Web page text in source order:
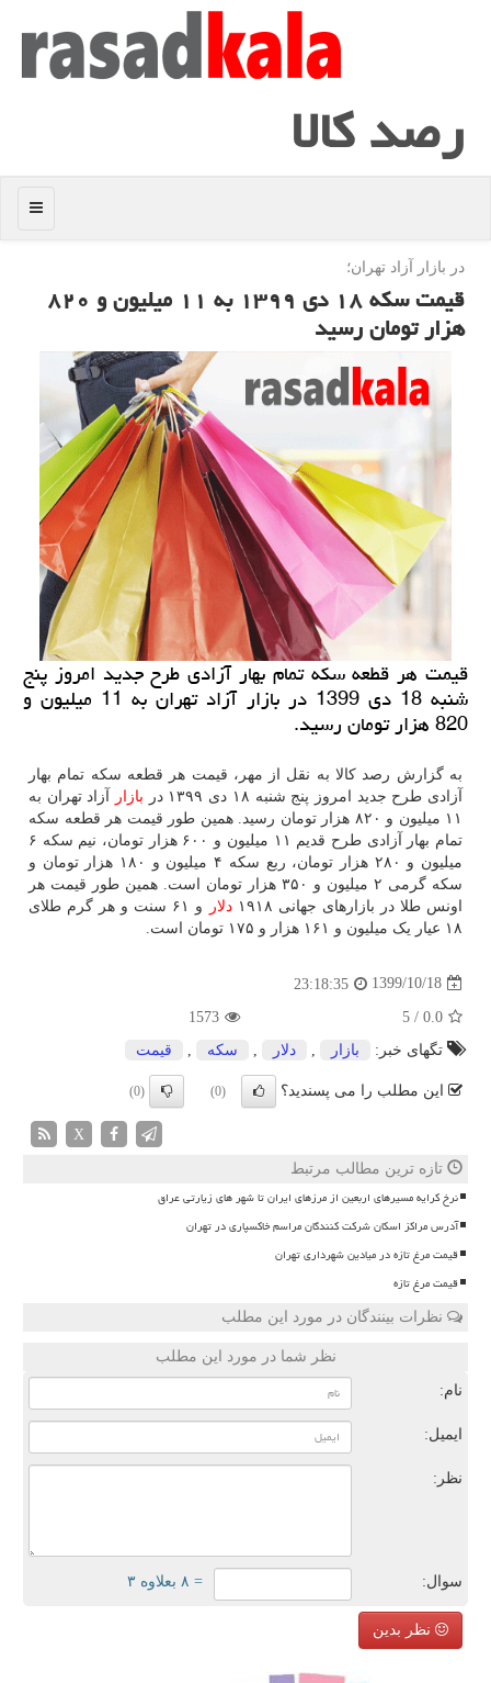
رصد كالا
منو
در بازار آزاد تهران؛
قیمت سكه ۱۸ دی ۱۳۹۹ به ۱۱ میلیون و ۸۲۰
هزار تومان رسید
قیمت هر قطعه سکه تمام بهار آزادی طرح جدید امروز پنج
شنبه 18 دی 1399 در بازار آزاد تهران به 11 میلیون و
820 هزار تومان رسید.
به گزارش رصد کالا به نقل از مهر، قیمت هر قطعه سکه تمام بهار
آزادی طرح جدید امروز پنج شنبه ۱۸ دی ۱۳۹۹ در
بازار
آزاد تهران به
۱۱ میلیون و ۸۲۰ هزار تومان رسید. همین طور قیمت هر قطعه سکه
تمام بهار آزادی طرح قدیم ۱۱ میلیون و ۶۰۰ هزار تومان، نیم سکه ۶
میلیون و ۲۸۰ هزار تومان، ربع سکه ۴ میلیون و ۱۸۰ هزار تومان و
سکه گرمی ۲ میلیون و ۳۵۰ هزار تومان است. همین طور قیمت هر
اونس طلا در بازارهای جهانی ۱۹۱۸
دلار
و ۶۱ سنت و هر گرم طلای
۱۸ عیار یک میلیون و ۱۶۱ هزار و ۱۷۵ تومان است.
1399/10/18
23:18:35
0.0
/
5
1573
تگهای خبر:
بازار دلار سكه قیمت
این مطلب را می پسندید؟ (0)
(0)
X
تازه ترین مطالب مرتبط
نرخ کرایه مسیرهای اربعین از مرزهای ایران تا شهر های زیارتی عراق
آدرس مراکز اسکان شرکت کنندگان مراسم خاکسپاری در تهران
قیمت مرغ تازه در میادین شهرداری تهران
قیمت مرغ تازه
نظرات بینندگان در مورد این مطلب
نظر شما در مورد این مطلب
نام:
ایمیل:
نظر:
سوال: = ۸ بعلاوه ۳
نظر بدین